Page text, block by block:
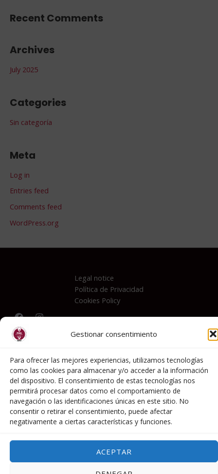
Gestionar consentimiento
Para ofrecer las mejores experiencias, utilizamos tecnologías
como las cookies para almacenar y/o acceder a la información
del dispositivo. El consentimiento de estas tecnologías nos
permitirá procesar datos como el comportamiento de
navegación o las identificaciones únicas en este sitio. No
consentir o retirar el consentimiento, puede afectar
negativamente a ciertas características y funciones.
ACEPTAR
f
:
Recent Comments
Archives
July 2025
Categories
Sin categoría
Meta
Log in
Entries feed
Comments feed
WordPress.org
Legal notice
Política de Privacidad
Cookies Policy
C/ Mártires Concepcionístas, 19
info@premiosaepev.es​
+034 629178840
Copyright © 2026 Premios AEPEV | created by
LauroVinum